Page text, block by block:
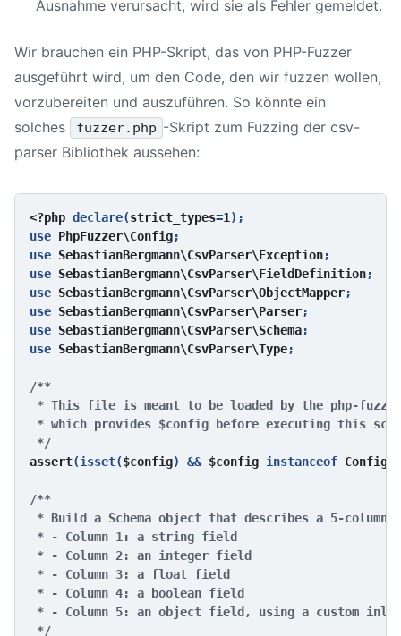
Ausnahme verursacht, wird sie als Fehler gemeldet.
Wir brauchen ein PHP-Skript, das von PHP-Fuzzer
ausgeführt wird, um den Code, den wir fuzzen wollen,
vorzubereiten und auszuführen. So könnte ein
solches
fuzzer.php -Skript zum Fuzzing der csv-
parser Bibliothek aussehen:
<?php declare(strict_types=1 );
use PhpFuzzer\Config;
use SebastianBergmann\CsvParser\Exception;
use SebastianBergmann\CsvParser\FieldDefinition;
use SebastianBergmann\CsvParser\ObjectMapper;
use SebastianBergmann\CsvParser\Parser;
use SebastianBergmann\CsvParser\Schema;
use SebastianBergmann\CsvParser\Type;
/**
* This file is meant to be loaded by the php-
* which provides $config before executing this
assert(isset($config) && $config instanceof Config
/**
* Build a Schema object that describes a 5-column
* - Column 1: a string field
* - Column 2: an integer field
* - Column 3: a float field
* - Column 4: a boolean field
* - Column 5: an object field, using a custom inline